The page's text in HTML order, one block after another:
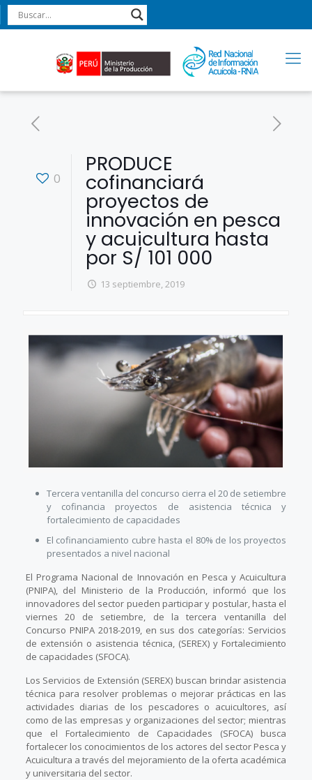
0
PRODUCE
cofinanciará
proyectos de
innovación en pesca
y acuicultura hasta
por S/ 101 000
13 septiembre, 2019
Tercera ventanilla del concurso cierra el 20 de setiembre
y cofinancia proyectos de asistencia técnica y
fortalecimiento de capacidades
El cofinanciamiento cubre hasta el 80% de los proyectos
presentados a nivel nacional
El Programa Nacional de Innovación en Pesca y Acuicultura
(PNIPA), del Ministerio de la Producción, informó que los
innovadores del sector pueden participar y postular, hasta el
viernes 20 de setiembre, de la tercera ventanilla del
Concurso PNIPA 2018-2019, en sus dos categorías: Servicios
de extensión o asistencia técnica, (SEREX) y Fortalecimiento
de capacidades (SFOCA).
Los Servicios de Extensión (SEREX) buscan brindar asistencia
técnica para resolver problemas o mejorar prácticas en las
actividades diarias de los pescadores o acuicultores, así
como de las empresas y organizaciones del sector; mientras
que el Fortalecimiento de Capacidades (SFOCA) busca
fortalecer los conocimientos de los actores del sector Pesca y
Acuicultura a través del mejoramiento de la oferta académica
y universitaria del sector.